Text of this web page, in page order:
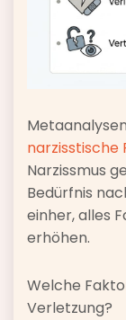
narzisstische
Narzissmus
Bedürfnis
einher, alles
erhöhen.
Welche
Verletzung?